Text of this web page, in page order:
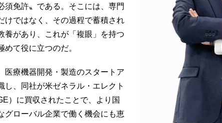
須免許〟である。そこには、専門
けではなく、その過程で蓄積され
養があり、これが「複眼」を持つ
めて役に立つのだ。
療機器開発・製造のスタートア
し、同社が米ゼネラル・エレクト
）に買収されたことで、より国
グローバル企業で働く機会にも恵